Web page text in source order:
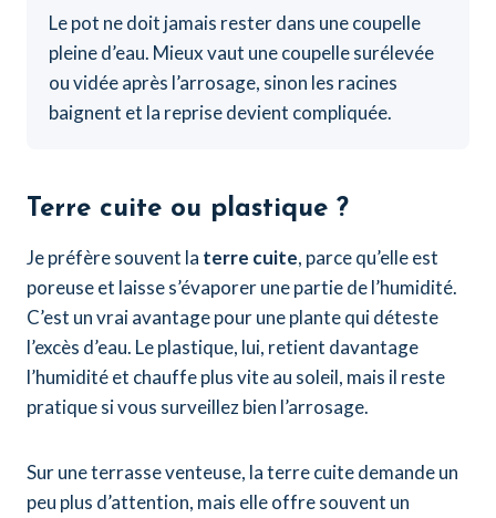
Le pot ne doit jamais rester dans une coupelle
pleine d’eau. Mieux vaut une coupelle surélevée
ou vidée après l’arrosage, sinon les racines
baignent et la reprise devient compliquée.
Terre cuite ou plastique ?
Je préfère souvent la terre cuite, parce qu’elle est
poreuse et laisse s’évaporer une partie de l’humidité.
C’est un vrai avantage pour une plante qui déteste
l’excès d’eau. Le plastique, lui, retient davantage
l’humidité et chauffe plus vite au soleil, mais il reste
pratique si vous surveillez bien l’arrosage.
Sur une terrasse venteuse, la terre cuite demande un
peu plus d’attention, mais elle offre souvent un